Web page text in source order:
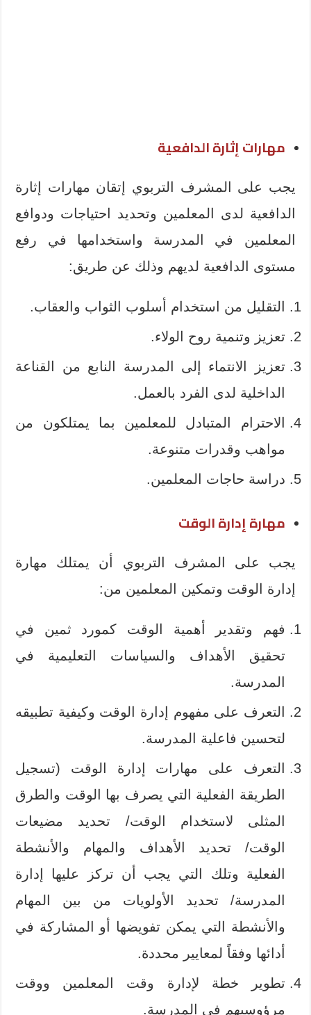
مهارات إثارة الدافعية
يجب على المشرف التربوي إتقان مهارات إثارة
الدافعية لدى المعلمين وتحديد احتياجات ودوافع
المعلمين في المدرسة واستخدامها في رفع
مستوى الدافعية لديهم وذلك عن طريق:
التقليل من استخدام أسلوب الثواب والعقاب.
تعزيز وتنمية روح الولاء.
تعزيز الانتماء إلى المدرسة النابع من القناعة
الداخلية لدى الفرد بالعمل.
الاحترام المتبادل للمعلمين بما يمتلكون من
مواهب وقدرات متنوعة.
دراسة حاجات المعلمين.
مهارة إدارة الوقت
يجب على المشرف التربوي أن يمتلك مهارة
إدارة الوقت وتمكين المعلمين من:
فهم وتقدير أهمية الوقت كمورد ثمين في
تحقيق الأهداف والسياسات التعليمية في
المدرسة.
التعرف على مفهوم إدارة الوقت وكيفية تطبيقه
لتحسين فاعلية المدرسة.
التعرف على مهارات إدارة الوقت (تسجيل
الطريقة الفعلية التي يصرف بها الوقت والطرق
المثلى لاستخدام الوقت/ تحديد مضيعات
الوقت/ تحديد الأهداف والمهام والأنشطة
الفعلية وتلك التي يجب أن تركز عليها إدارة
المدرسة/ تحديد الأولويات من بين المهام
والأنشطة التي يمكن تفويضها أو المشاركة في
أدائها وفقاً لمعايير محددة.
تطوير خطة لإدارة وقت المعلمين ووقت
مرؤوسيهم في المدرسة.